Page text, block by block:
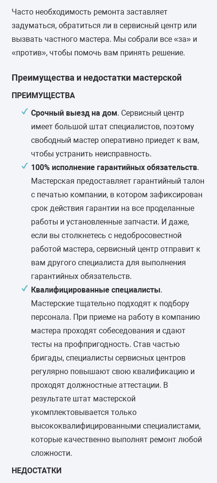
Замена датчика
температуры или
термостата
30-60 минут 6 месяцев гарантии
40-80 минут
6 месяцев гарантии
сушки
40-80 минут 6 месяцев гарантии
Замена жгута
электропроводки
40-80 минут гарантии
насоса
40-70 минут 6 месяцев гарантии
Замена верхнего
противовеса
от 1800 руб.
30-60 минут
Замена шторок барабана
(для машин с вертикальной
загрузкой)
от 1900 руб.
40-70 минут 6 месяцев гарантии
Часто необходимость ремонта заставляет
задуматься, обратиться ли в сервисный центр или
вызвать частного мастера. Мы собрали все «за» и
«против», чтобы помочь вам принять решение.
Преимущества и недостатки мастерской
ПРЕИМУЩЕСТВА
Срочный выезд на дом. Сервисный центр
имеет большой штат специалистов, поэтому
свободный мастер оперативно приедет к вам,
чтобы устранить неисправность.
100% исполнение гарантийных обязательств.
Мастерская предоставляет гарантийный талон
с печатью компании, в котором зафиксирован
срок действия гарантии на все проделанные
работы и установленные запчасти. И даже,
если вы столкнетесь с недобросовестной
работой мастера, сервисный центр отправит к
вам другого специалиста для выполнения
гарантийных обязательств.
Квалифицированные специалисты.
Мастерские тщательно подходят к подбору
персонала. При приеме на работу в компанию
мастера проходят собеседования и сдают
тесты на профпригодность. Став частью
бригады, специалисты сервисных центров
регулярно повышают свою квалификацию и
проходят должностные аттестации. В
результате штат мастерской
укомплектовывается только
высококвалифицированными специалистами,
которые качественно выполнят ремонт любой
сложности.
НЕДОСТАТКИ